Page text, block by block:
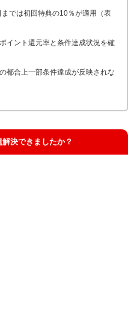
では初回特典の10％が適用（表
イント還元率と条件達成状況を確
都合上一部条件達成が反映されな
決できましたか？